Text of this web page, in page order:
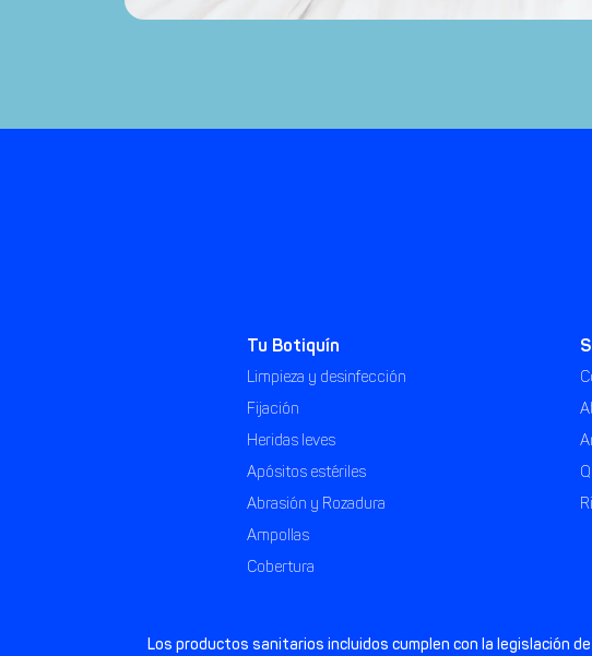
Tu Botiquín
Limpieza y desinfección
Fijación
Heridas leves
Apósitos estériles
Abrasión y Rozadura
Ampollas
Cobertura
Los productos sanitarios incluidos cumplen con la legislación